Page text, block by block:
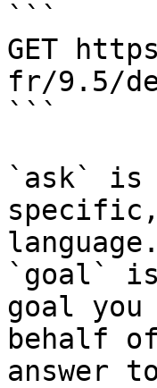
```
GET
fr/9.5/
```
`ask` is
language.
`goal`
goal
behalf
answer